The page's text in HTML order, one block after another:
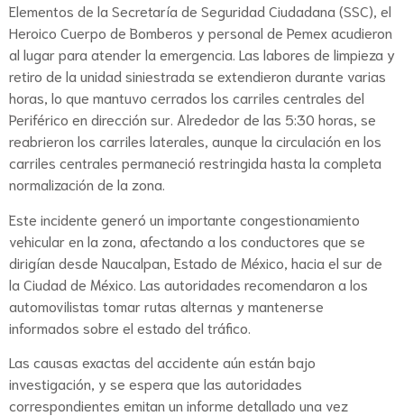
Elementos de la Secretaría de Seguridad Ciudadana (SSC), el
Heroico Cuerpo de Bomberos y personal de Pemex acudieron
al lugar para atender la emergencia. Las labores de limpieza y
retiro de la unidad siniestrada se extendieron durante varias
horas, lo que mantuvo cerrados los carriles centrales del
Periférico en dirección sur. Alrededor de las 5:30 horas, se
reabrieron los carriles laterales, aunque la circulación en los
carriles centrales permaneció restringida hasta la completa
normalización de la zona.
Este incidente generó un importante congestionamiento
vehicular en la zona, afectando a los conductores que se
dirigían desde Naucalpan, Estado de México, hacia el sur de
la Ciudad de México. Las autoridades recomendaron a los
automovilistas tomar rutas alternas y mantenerse
informados sobre el estado del tráfico.
Las causas exactas del accidente aún están bajo
investigación, y se espera que las autoridades
correspondientes emitan un informe detallado una vez